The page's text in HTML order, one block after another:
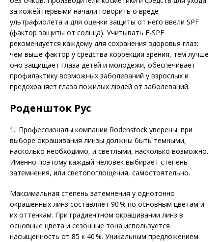
за кожей первыми начали говорить о вреде
ультрафиолета и для оценки защиты от него ввели SPF
(фактор защиты от солнца). Учитывать E-SPF
рекомендуется каждому для сохранения здоровья глаз:
чем выше фактор у средства коррекции зрения, тем лучше
оно защищает глаза детей и молодежи, обеспечивает
профилактику возможных заболеваний у взрослых и
предохраняет глаза пожилых людей от заболеваний.
Роденшток Рус
1. Профессионалы компании Rodenstock уверены: при
выборе окрашивания линзы должны быть темными,
насколько необходимо, и светлыми, насколько возможно.
Именно поэтому каждый человек выбирает степень
затемнения, или светопоглощения, самостоятельно.
Максимальная степень затемнения у однотонно
окрашенных линз составляет 90 % по основным цветам и
их оттенкам. При градиентном окрашивании линз в
основные цвета и сезонные тона используется
насыщенность от 85 к 40 %. Уникальным предложением